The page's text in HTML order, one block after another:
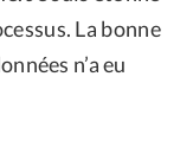
La bonne
n’a eu